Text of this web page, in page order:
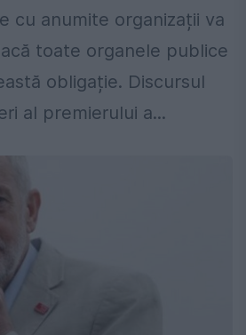
cu anumite organizații va
toate organele publice
obligație. Discursul
al premierului a...